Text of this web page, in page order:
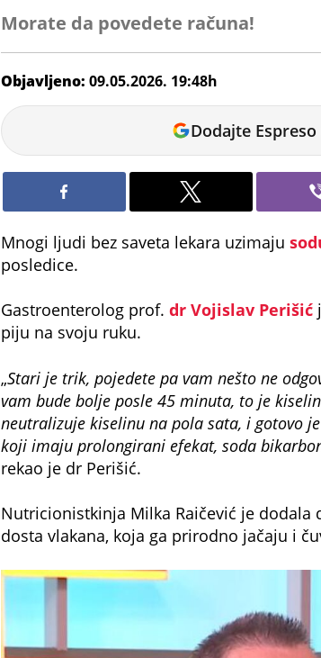
Morate da povedete računa!
Objavljeno: 09.05.2026. 19:48h
Miloš
Dojčinović
Dodajte
Mnogi ljudi bez saveta lekara uzimaju
posledice.
Gastroenterolog prof. dr Vojislav Perišić
piju na svoju ruku.
„Stari je trik, pojedete pa vam nešto ne
vam bude bolje posle 45 minuta, to je
neutralizuje kiselinu na pola sata, i gotovo
koji imaju prolongirani efekat, soda
rekao je dr Perišić.
Nutricionistkinja Milka Raičević je
dosta vlakana, koja ga prirodno jačaju i